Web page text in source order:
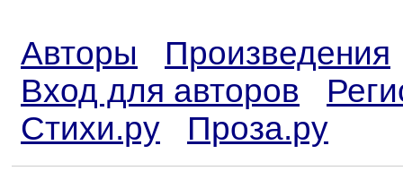
Авторы
Произведения
Вход для авторов
Стихи.ру
Проза.ру